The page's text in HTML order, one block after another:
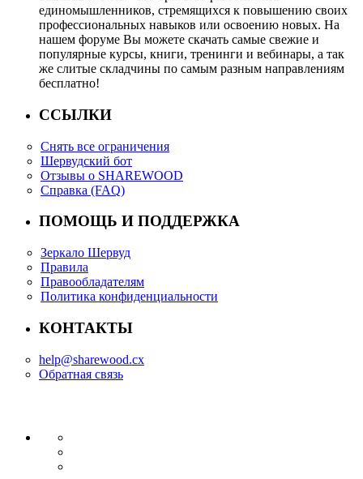
единомышленников, стремящихся к повышению своих
профессиональных навыков или освоению новых. На
нашем форуме Вы можете скачать самые свежие и
популярные курсы, книги, тренинги и вебинары, а так
же слитые складчины по самым разным направлениям
бесплатно!
ССЫЛКИ
Снять все ограничения
Шервудский бот
Отзывы о SHAREWOOD
Справка (FAQ)
ПОМОЩЬ И ПОДДЕРЖКА
Зеркало Шервуд
Правила
Правообладателям
Политика конфиденциальности
КОНТАКТЫ
help@sharewood.cx
Обратная связь